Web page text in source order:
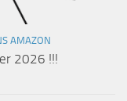
AMAZON
2026 !!!